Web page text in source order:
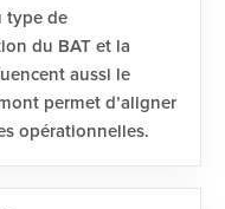
type de
du BAT et la
aussi le
permet d’aligner
opérationnelles.